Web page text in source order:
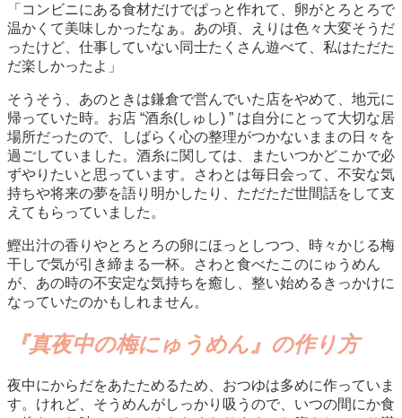
「コンビニにある食材だけでぱっと作れて、卵がとろとろで
温かくて美味しかったなぁ。あの頃、えりは色々大変そうだ
ったけど、仕事していない同士たくさん遊べて、私はただた
だ楽しかったよ」
そうそう、あのときは鎌倉で営んでいた店をやめて、地元に
帰っていた時。お店 “酒糸(しゅし) ” は自分にとって大切な居
場所だったので、しばらく心の整理がつかないままの日々を
過ごしていました。酒糸に関しては、またいつかどこかで必
ずやりたいと思っています。さわとは毎日会って、不安な気
持ちや将来の夢を語り明かしたり、ただただ世間話をして支
えてもらっていました。
鰹出汁の香りやとろとろの卵にほっとしつつ、時々かじる梅
干しで気が引き締まる一杯。さわと食べたこのにゅうめん
が、あの時の不安定な気持ちを癒し、整い始めるきっかけに
なっていたのかもしれません。
『真夜中の梅にゅうめん』の作り方
夜中にからだをあたためるため、おつゆは多めに作っていま
す。けれど、そうめんがしっかり吸うので、いつの間にか食